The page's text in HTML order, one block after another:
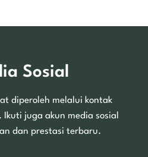
Sosial
diperoleh melalui kontak
juga akun media sosial
dan prestasi terbaru.